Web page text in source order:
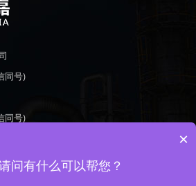
同号)
同号)
号海峡现代城A座6楼609
×
问有什么可以帮您？